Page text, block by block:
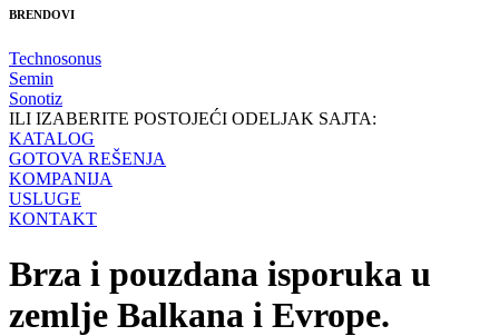
BRENDOVI
Technosonus
Semin
Sonotiz
ILI IZABERITE POSTOJEĆI ODELJAK SAJTA:
KATALOG
GOTOVA REŠENJA
KOMPANIJA
USLUGE
KONTAKT
Brza i pouzdana isporuka u
zemlje Balkana i Evrope.